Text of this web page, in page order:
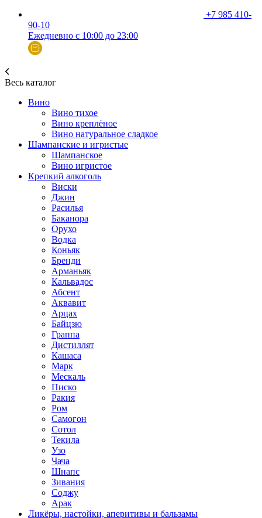
+7 985 410-
90-10
Ежедневно с 10:00 до 23:00
Весь каталог
Вино
Вино тихое
Вино креплёное
Вино натуральное сладкое
Шампанские и игристые
Шампанское
Вино игристое
Крепкий алкоголь
Виски
Джин
Расилья
Баканора
Орухо
Водка
Коньяк
Бренди
Арманьяк
Кальвадос
Абсент
Аквавит
Арцах
Байцзю
Граппа
Дистиллят
Кашаса
Марк
Мескаль
Писко
Ракия
Ром
Самогон
Сотол
Текила
Узо
Чача
Шнапс
Зивания
Соджу
Арак
Ликёры, настойки, аперитивы и бальзамы